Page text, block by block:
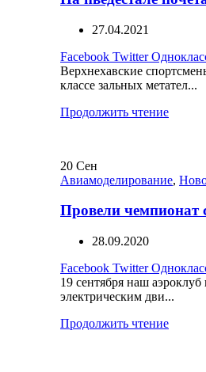
27.04.2021
Facebook Twitter
Верхнехавские
классе зальных метател...
Продолжить чтение
20 Сен
Авиамоделирование,
Провели чемпионат
28.09.2020
Facebook Twitter
19 сентября наш
электрическим дви...
Продолжить чтение